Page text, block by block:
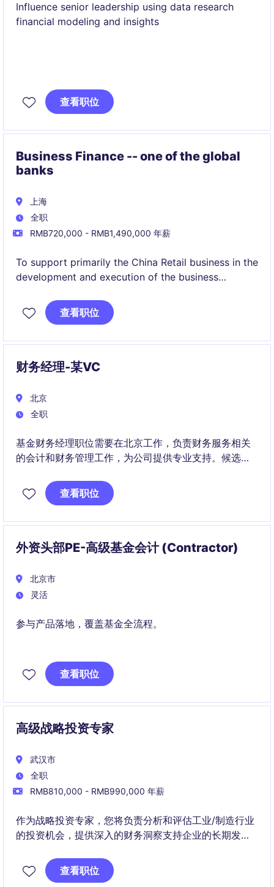
Influence senior leadership using data research
financial modeling and insights
查看职位
Business Finance -- one of the global
banks
上海
全职
RMB720,000 - RMB1,490,000 年薪
To support primarily the China Retail business in the
development and execution of the business
strategic imperatives, and providing business and
financial advice and insights by working with the
查看职位
财务经理-某VC
北京
全职
基金财务经理职位需要在北京工作，负责财务服务相关
的会计和财务管理工作，为公司提供专业支持。候选人
查看职位
外资头部PE-高级基金会计 (Contractor)
北京市
灵活
参与产品落地，覆盖基金全流程。
查看职位
高级战略投资专家
武汉市
全职
RMB810,000 - RMB990,000 年薪
作为战略投资专家，您将负责分析和评估工业/制造行业
的投资机会，提供深入的财务洞察支持企业的长期发展
查看职位